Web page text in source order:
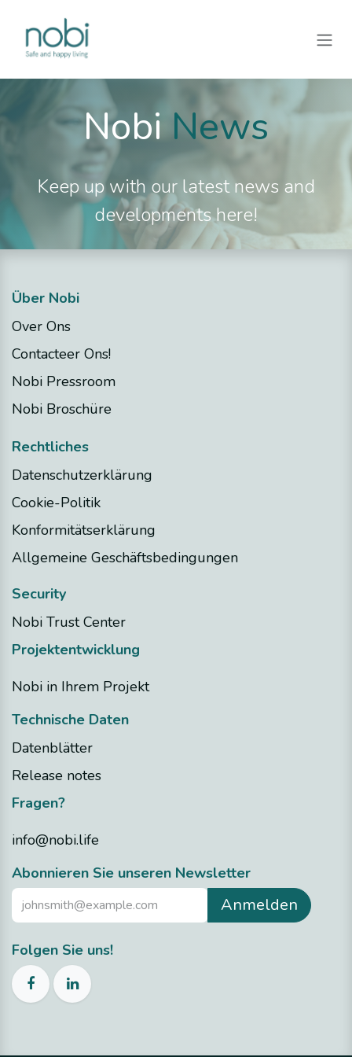
NobiNews
Keep up with our latest news and
developments here!
Über Nobi
Over Ons
Contacteer Ons!
Nobi Pressroom
Nobi Broschüre
Rechtliches
Datenschutzerklärung
Cookie-Politik
Konformitätserklärung
Allgemeine Geschäftsbedingungen
Security
Nobi Trust Center
Projektentwicklung
Nobi in Ihrem Projekt
Technische Daten
Datenblätter
Release notes
Fragen?
info@nobi.life
​Abonnieren Sie unseren Newsletter
Anmelden
Folgen Sie uns!